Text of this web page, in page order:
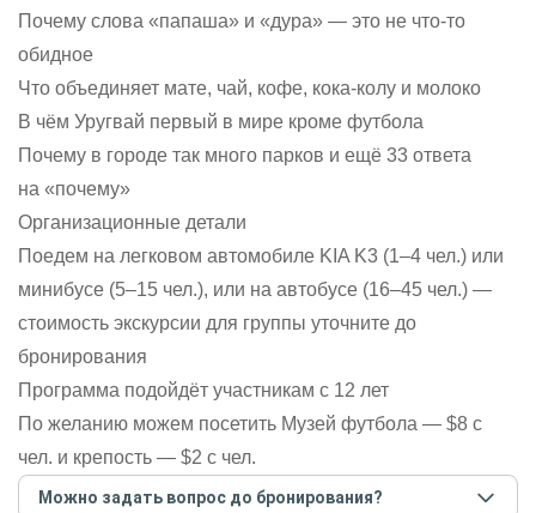
Почему слова «папаша» и «дура» — это не что-то
обидное
Что объединяет мате, чай, кофе, кока-колу и молоко
В чём Уругвай первый в мире кроме футбола
Почему в городе так много парков и ещё 33 ответа
на «почему»
Организационные детали
Поедем на легковом автомобиле KIA K3 (1–4 чел.) или
минибусе (5–15 чел.), или на автобусе (16–45 чел.) —
стоимость экскурсии для группы уточните до
бронирования
Программа подойдёт участникам с 12 лет
По желанию можем посетить Музей футбола — $8 с
чел. и крепость — $2 с чел.
Можно задать вопрос до бронирования?